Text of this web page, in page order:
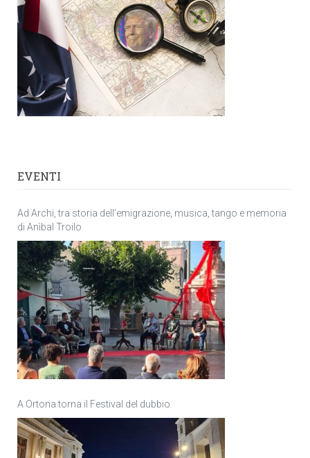
EVENTI
Ad Archi, tra storia dell’emigrazione, musica, tango e memoria
di Anìbal Troilo
A Ortona torna il Festival del dubbio